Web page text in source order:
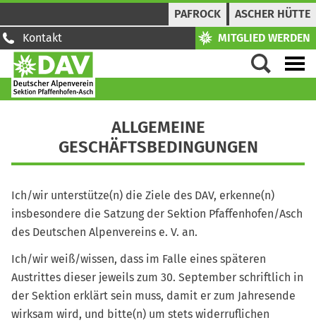
PAFROCK
ASCHER HÜTTE
Kontakt
MITGLIED WERDEN
ALLGEMEINE
GESCHÄFTSBEDINGUNGEN
Ich/wir unterstütze(n) die Ziele des DAV, erkenne(n)
insbesondere die Satzung der Sektion Pfaffenhofen/Asch
des Deutschen Alpenvereins e. V. an.
Ich/wir weiß/wissen, dass im Falle eines späteren
Austrittes dieser jeweils zum 30. September schriftlich in
der Sektion erklärt sein muss, damit er zum Jahresende
wirksam wird, und bitte(n) um stets widerruflichen